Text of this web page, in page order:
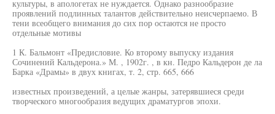
культуры, в апологетах не нуждается. Однако разнообразие
проявлений подлинных талантов действительно неисчерпаемо. В
тени всеобщего внимания до сих пор остаются не просто
отдельные мотивы
1 К. Бальмонт «Предисловие. Ко второму выпуску издания
Сочинений Кальдерона.» М. , 1902г. , в кн. Педро Кальдерон де ла
Барка «Драмы» в двух книгах, т. 2, стр. 665, 666
известных произведений, а целые жанры, затерявшиеся среди
творческого многообразия ведущих драматургов эпохи.